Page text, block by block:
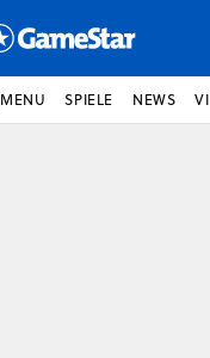
MENU SPIELE NEWS